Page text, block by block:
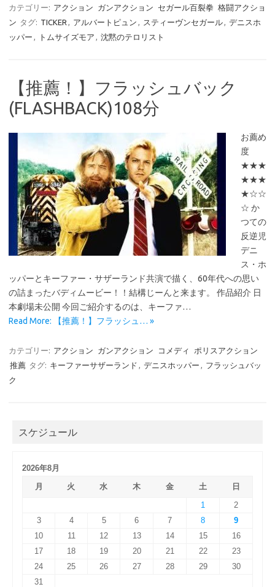
カテゴリー: アクション ガンアクション セガール百裂拳 格闘アクショ
ン タグ: TICKER , アルバートピュン , スティーヴンセガール, デニスホ
ッパー , トムサイズモア , 沈黙のテロリスト
【推薦！】フラッシュバック
(FLASHBACK)108分
お薦め
度
★★★
★★★
★☆☆
☆ か
つての
反逆児
デニ
ス・ホ
ッパーとキーファー・サザーランド共演で描く、60年代への思い
の詰まったバディムービー！！結構じーんと来ます。 作品紹介 日
本劇場未公開 今回ご紹介するのは、キーファ…
Read More: 【推薦！】フラッシュ… »
カテゴリー: アクション ガンアクション コメディ
ポリスアクション
推薦 タグ: キーファーサザーランド , デニスホッパー , フラッシュバッ
ク
スケジュール
2026年8月
月
火 水 木 金 土
日
1
2
3
4 5 6 7 8
9
10
11 12 13 14 15
16
17
18 19 20 21 22
23
24
25 26 27 28 29
30
31